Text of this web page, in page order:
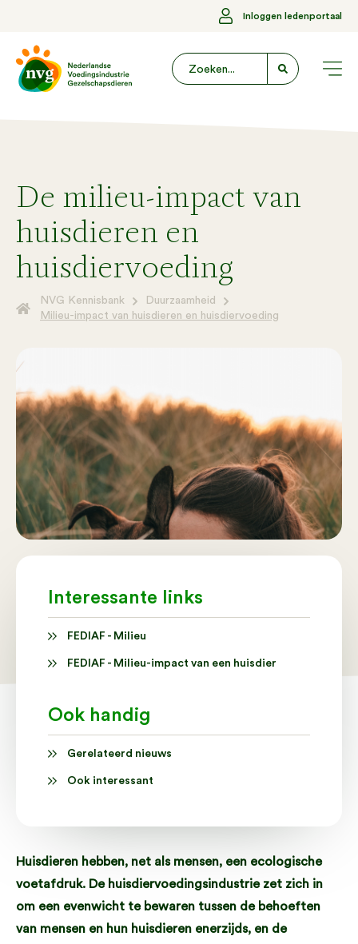
Inloggen ledenportaal
De milieu-impact van
huisdieren en
huisdiervoeding
NVG Kennisbank
Duurzaamheid
Milieu-impact van huisdieren en huisdiervoeding
Interessante links
FEDIAF - Milieu
FEDIAF - Milieu-impact van een huisdier
Ook handig
Gerelateerd nieuws
Ook interessant
Huisdieren hebben, net als mensen, een ecologische
voetafdruk. De huisdiervoedingsindustrie zet zich in
om een evenwicht te bewaren tussen de behoeften
van mensen en hun huisdieren enerzijds, en de